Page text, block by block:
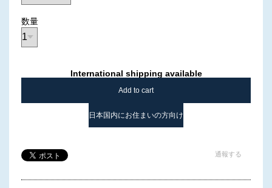
数量
International shipping available
Add to cart
日本国内にお住まいの方向け
通報する